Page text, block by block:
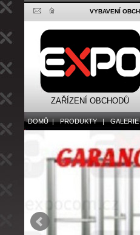
VYBAVENÍ
ZAŘÍZENÍ OBCHODŮ
DOMŮ |PRODUKTY |